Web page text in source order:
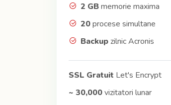
2 GBmemorie maxima
20procese simultane
Backup zilnic Acronis
SSL Gratuit Let's Encrypt
~ 30,000vizitatori lunar